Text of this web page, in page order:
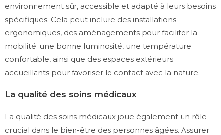
environnement sûr, accessible et adapté à leurs besoins
spécifiques. Cela peut inclure des installations
ergonomiques, des aménagements pour faciliter la
mobilité, une bonne luminosité, une température
confortable, ainsi que des espaces extérieurs
accueillants pour favoriser le contact avec la nature.
La qualité des soins médicaux
La qualité des soins médicaux joue également un rôle
crucial dans le bien-être des personnes âgées. Assurer